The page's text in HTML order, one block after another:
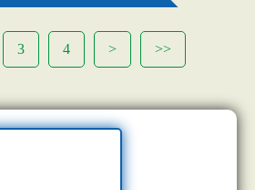
3 4 > >>